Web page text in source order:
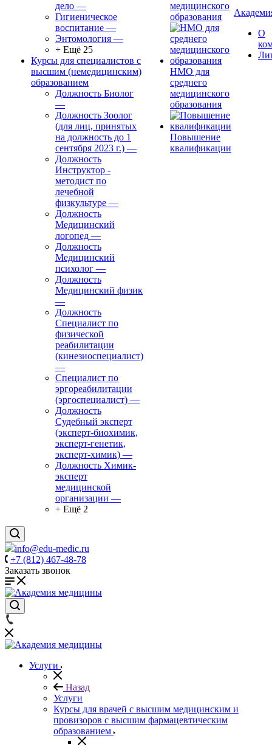
дело —
Гигиеническое
воспитание —
Энтомология —
+ Ещё 25
Курсы для специалистов с
высшим (немедицинским)
образованием
Должность Биолог
—
Должность Зоолог
(для лиц, принятых
на должность до 1
сентября 2023 г.) —
Должность
Инструктор -
методист по
лечебной
физкультуре —
Должность
Медицинский
логопед —
Должность
Медицинский
психолог —
Должность
Медицинский физик
—
Должность
Специалист по
физической
реабилитации
(кинезиоспециалист)
—
Специалист по
эргореабилитации
(эргоспециалист) —
Должность
Судебный эксперт
(эксперт-биохимик,
эксперт-генетик,
эксперт-химик) —
Должность Химик-
эксперт
медицинской
организации —
+ Ещё 2
медицинского
образования
НМО для
среднего
медицинского
образования
Повышение
квалификации
О
info@edu-medic.ru
+7 (812) 467-48-78
Заказать звонок
Услуги
Назад
Услуги
Курсы для врачей с высшим медицинским и
провизоров с высшим фармацевтическим
образованием